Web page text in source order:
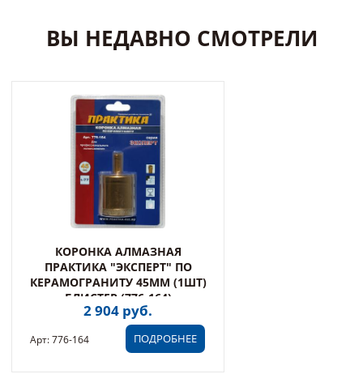
ВЫ НЕДАВНО СМОТРЕЛИ
КОРОНКА АЛМАЗНАЯ
ПРАКТИКА "ЭКСПЕРТ" ПО
КЕРАМОГРАНИТУ 45ММ (1ШТ)
БЛИСТЕР (776-164)
2 904 руб.
ПОДРОБНЕЕ
Арт: 776-164